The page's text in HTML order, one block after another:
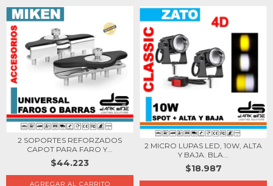
2 SOPORTES REFORZADOS
CAPOT PARA FARO Y...
$44.223
2 MICRO LUPAS LED, 10W, ALTA
Y BAJA. BLA...
$18.987